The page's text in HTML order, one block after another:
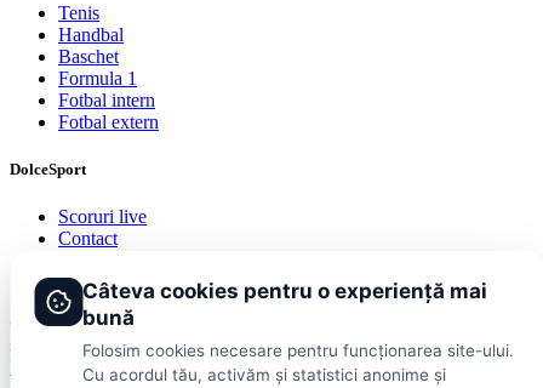
Tenis
Handbal
Baschet
Formula 1
Fotbal intern
Fotbal extern
DolceSport
Scoruri live
Contact
Termeni și condiții
© 2026 DolceSport. Toate drepturile rezervate.
și analize din toate competițiile
Fotbal intern Fotbal extern Scoruri live
Câteva cookies pentru o experiență mai
bună
Folosim cookies necesare pentru funcționarea site-ului.
Cu acordul tău, activăm și statistici anonime și